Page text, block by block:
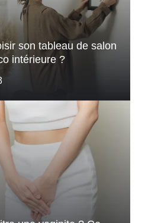
son tableau de salon
intérieure ?